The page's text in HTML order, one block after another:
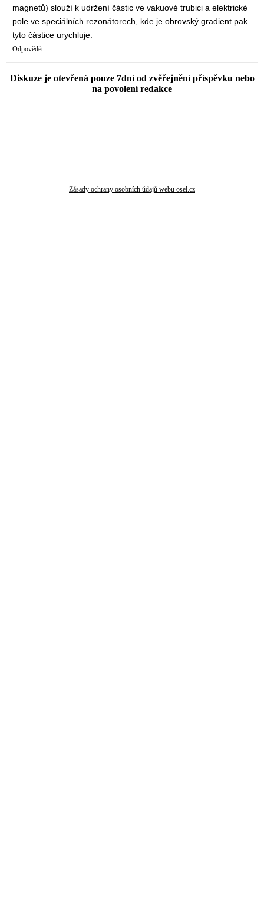
magnetů) slouží k udržení částic ve vakuové trubici a elektrické
pole ve speciálních rezonátorech, kde je obrovský gradient pak
tyto částice urychluje.
Odpovědět
Diskuze je otevřená pouze 7dní od zvěřejnění příspěvku nebo
na povolení redakce
Zásady ochrany osobních údajů webu osel.cz